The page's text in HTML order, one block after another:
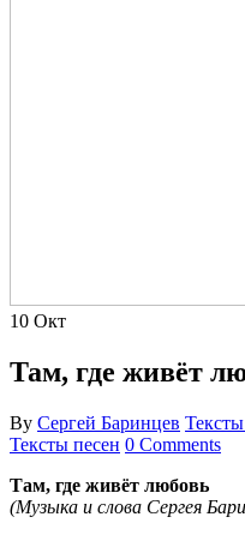
10 Окт
Там, где живёт
By Сергей Баринцев
Тексты песен 0 Comments
Там, где живёт любовь
(Музыка и слова Сергея